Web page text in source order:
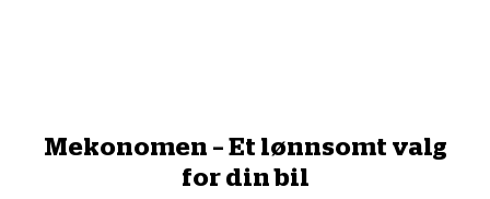
Mekonomen – Et lønnsomt valg
for din bil